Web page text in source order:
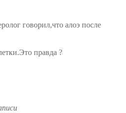
говорил,что алоэ после
правда ?